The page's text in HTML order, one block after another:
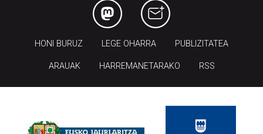
HONI BURUZ LEGE OHARRA PUBLIZITATEA
ARAUAK HARREMANETARAKO RSS